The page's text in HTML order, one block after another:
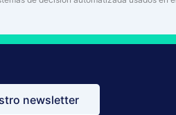
newsletter